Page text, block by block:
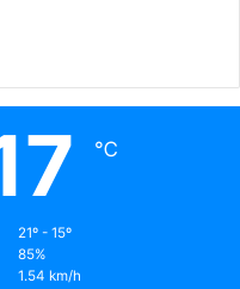
℃
21º - 15º
85%
1.54 km/h